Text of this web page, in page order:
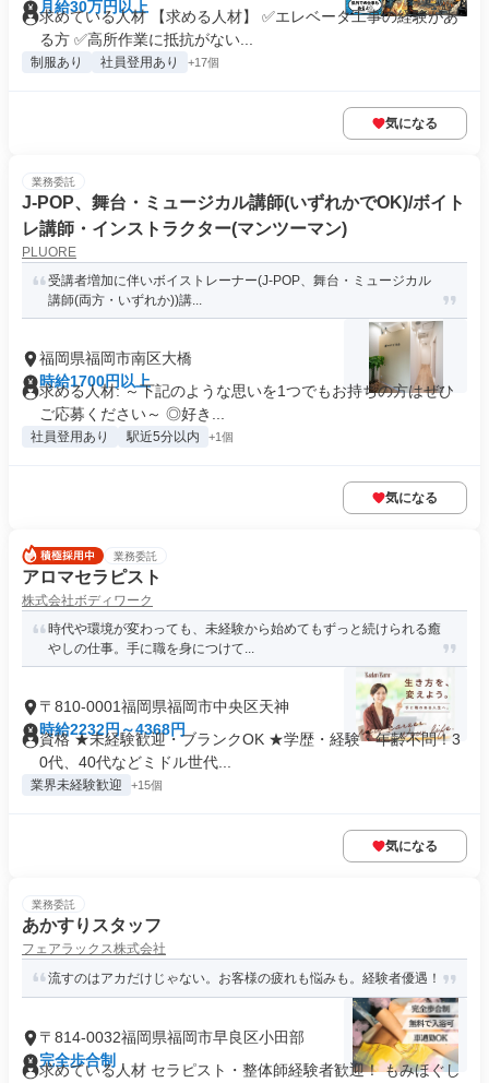
月給30万円以上
求めている人材 【求める人材】 ✅エレベータ工事の経験があ
る方 ✅高所作業に抵抗がない...
制服あり 社員登用あり +17個
気になる
業務委託
J-POP、舞台・ミュージカル講師(いずれかでOK)/ボイト
レ講師・インストラクター(マンツーマン)
PLUORE
受講者増加に伴いボイストレーナー(J-POP、舞台・ミュージカル
講師(両方・いずれか))講...
福岡県福岡市南区大橋
時給1700円以上
求める人材: ～下記のような思いを1つでもお持ちの方はぜひ
ご応募ください～ ◎好き...
社員登用あり 駅近5分以内 +1個
気になる
業務委託
アロマセラピスト
株式会社ボディワーク
時代や環境が変わっても、未経験から始めてもずっと続けられる癒
やしの仕事。手に職を身につけて...
〒810-0001福岡県福岡市中央区天神
時給2232円～4368円
資格 ★未経験歓迎・ブランクOK ★学歴・経験・年齢不問！3
0代、40代などミドル世代...
業界未経験歓迎 +15個
気になる
業務委託
あかすりスタッフ
フェアラックス株式会社
流すのはアカだけじゃない。お客様の疲れも悩みも。経験者優遇！
〒814-0032福岡県福岡市早良区小田部
完全歩合制
求めている人材 セラピスト・整体師経験者歓迎！ もみほぐし